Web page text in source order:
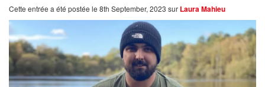
Cette entrée a été postée le 8th September, 2023 sur Laura Mahieu